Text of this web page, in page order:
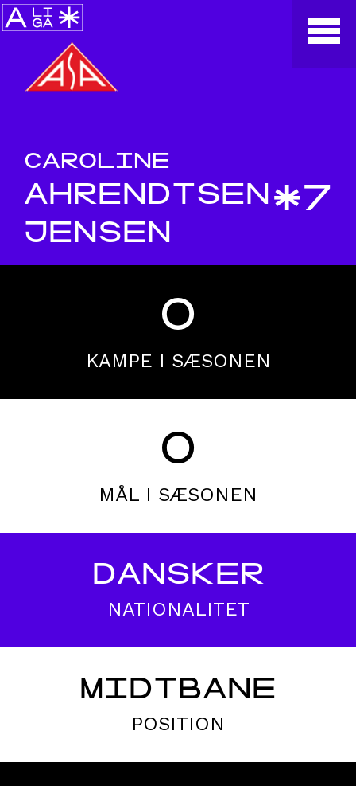
CAROLINE
AHRENDTSEN
JENSEN
*7
0
KAMPE I SÆSONEN
0
MÅL I SÆSONEN
DANSKER
NATIONALITET
MIDTBANE
POSITION